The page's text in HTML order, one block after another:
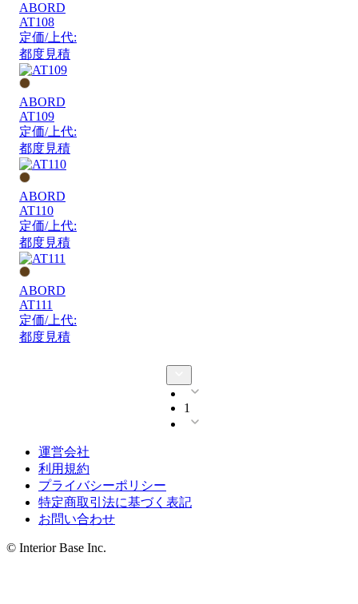
ABORD
AT108
定価/上代:
都度見積
ABORD
AT109
定価/上代:
都度見積
ABORD
AT110
定価/上代:
都度見積
ABORD
AT111
定価/上代:
都度見積
1
運営会社
利用規約
プライバシーポリシー
特定商取引法に基づく表記
お問い合わせ
© Interior Base Inc.